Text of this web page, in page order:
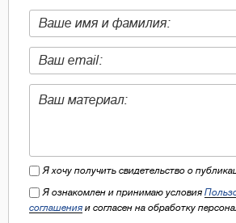
Я хочу получить свидетельство о
Я ознакомлен и принимаю условия
соглашения и согласен на обработку